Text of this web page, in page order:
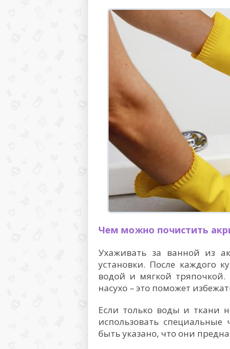
Чем можно почистить
Ухаживать за ванной из
установки. После каждого
водой и мягкой тряпочкой.
насухо – это поможет
Если только воды и ткани
использовать
быть указано, что они